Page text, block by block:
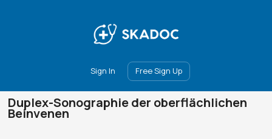
Sign In Free Sign Up
Events
Ambassadors
Duplex-Sonographie der oberflächlichen
Beinvenen